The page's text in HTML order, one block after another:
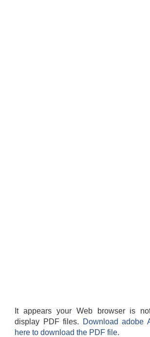
It appears your Web browser is
display PDF files.
Download adobe
here to download the PDF file.